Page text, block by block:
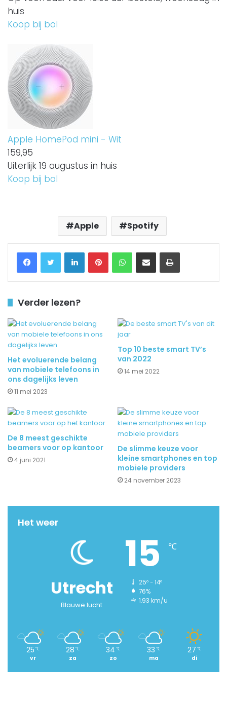
huis
Koop bij bol
Apple HomePod mini - Wit
159,95
Uiterlijk 19 augustus in huis
Koop bij bol
Apple Spotify
FacebookTwitter LinkedInPinterestWhatsApp
Delen via Email Printen
Verder lezen?
Het evoluerende belang
van mobiele telefoons in
ons dagelijks leven
11 mei 2023
Top 10 beste smart TV’s
van 2022
14 mei 2022
De 8 meest geschikte
beamers voor op kantoor
4 juni 2021
De slimme keuze voor
kleine smartphones en top
mobiele providers
24 november 2023
Het weer
Utrecht
Blauwe lucht
15 ℃
25º - 14º
76%
1.93 km/u
25 ℃
vr
28 ℃
za
34 ℃
zo
33 ℃
ma
27 ℃
di